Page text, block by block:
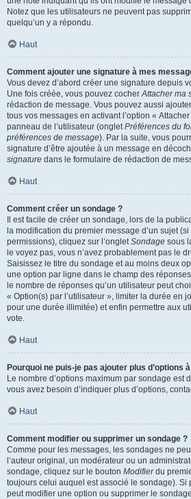
Notez que les utilisateurs ne peuvent pas
quelqu’un y a répondu.
Haut
Comment ajouter une signature à mes
Vous devez d’abord créer une signature depuis
Une fois créée, vous pouvez cocherAttacher ma
rédaction de message. Vous pouvez aussi
tous vos messages en activant l’option «
panneau de l’utilisateur (ongletPréférences du
préférences de message). Par la suite, vous
signature d’être ajoutée à un message en
signature dans le formulaire de rédaction de
Haut
Comment créer un sondage ?
Il est facile de créer un sondage, lors de la
la modification du premier message d’un sujet
permissions), cliquez sur l’ongletSondage sous
le voyez pas, vous n’avez probablement pas le
Saisissez le titre du sondage et au moins deux
une option par ligne dans le champ des
le nombre de réponses qu’un utilisateur peut
« Option(s) par l’utilisateur », limiter la durée en
pour une durée illimitée) et enfin permettre aux
vote.
Haut
Pourquoi ne puis-je pas ajouter plus d’options
Le nombre d’options maximum par sondage est
vous avez besoin d’indiquer plus d’options,
Haut
Comment modifier ou supprimer un sondage ?
Comme pour les messages, les sondages ne
l’auteur original, un modérateur ou un
sondage, cliquez sur le bouton Modifierdu
toujours celui auquel est associé le sondage). Si
peut modifier une option ou supprimer le